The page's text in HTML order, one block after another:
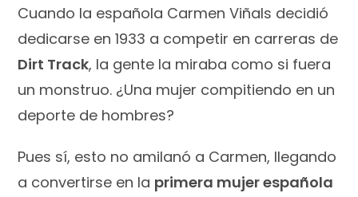
Cuando la española Carmen Viñals decidió
dedicarse en 1933 a competir en carreras de
Dirt Track, la gente la miraba como si fuera
un monstruo. ¿Una mujer compitiendo en un
deporte de hombres?
Pues sí, esto no amilanó a Carmen, llegando
a convertirse en la primera mujer española